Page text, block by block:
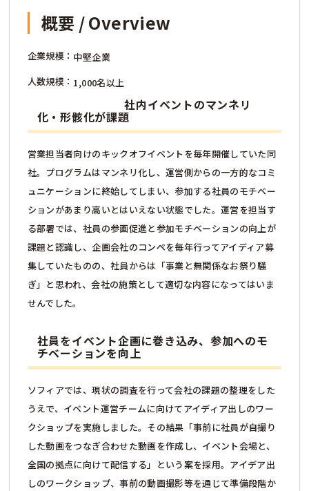
概要 / Overview
企業規模： 中堅企業
人数規模： 1,000名以上
社内イベントのマンネリ
化・形骸化が課題
営業担当者向けのキックオフイベントを毎年開催していた同
社。プログラムはマンネリ化し、運営側からの一方的なコミ
ュニケーションに終始してしまい、参加する社員のモチベー
ションがあまり高いとはいえない状態でした。運営を担当す
る部署では、社員の参画促進と参加モチベーションの向上が
課題と認識し、企画会社のコンペを毎年行ってアイディア募
集していたものの、社員からは「事業と無関係なお祭り騒
ぎ」と思われ、会社の施策として適切な内容になってはいま
せんでした。
社員をイベント企画に巻き込み、参加へのモ
チベーションを向上
ソフィアでは、現状の調査を行って会社の課題の整理をした
うえで、イベント運営チームに向けてアイディア出しのワー
クショップを実施しました。その結果「事前に社員が自撮り
した動画をつなぎ合わせた動画を作成し、イベント会場と、
全国の拠点に向けて配信する」という案を採用。アイデア出
しのワークショップ、事前の動画撮影等を通じて準備段階か